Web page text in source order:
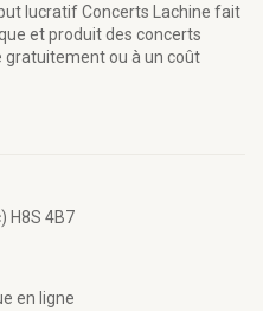
lucratif Concerts Lachine fait
et produit des concerts
gratuitement ou à un coût
H8S 4B7
en ligne